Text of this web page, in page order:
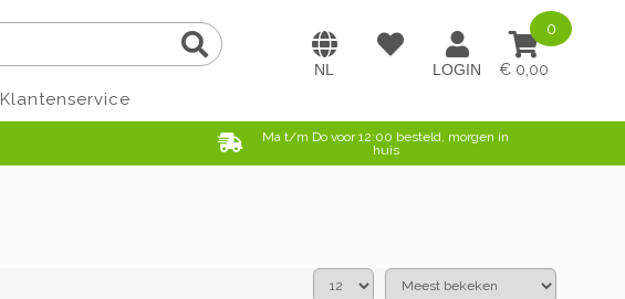
0,00
0
Klantenservice
Ma t/m Do voor 12:00 besteld, morgen in
huis